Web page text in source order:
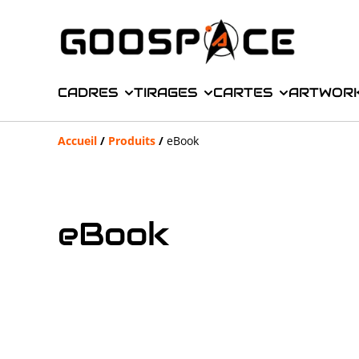
CADRES TIRAGES CARTES
Accueil / Produits / eBook
eBook